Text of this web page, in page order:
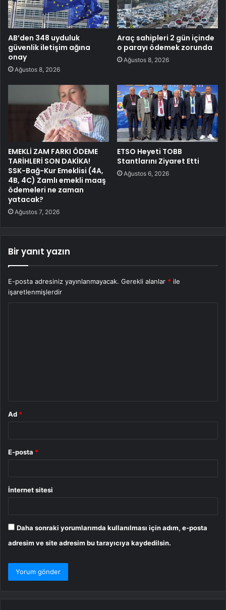
AB’den 348 uyduluk
güvenlik iletişim ağına
onay
Ağustos 8, 2026
Araç sahipleri 2 gün içinde
o parayı ödemek zorunda
Ağustos 8, 2026
EMEKLİ ZAM FARKI ÖDEME
TARİHLERİ SON DAKİKA!
SSK-Bağ-Kur Emeklisi (4A,
4B, 4C) Zamlı emekli maaş
ödemeleri ne zaman
yatacak?
Ağustos 7, 2026
ETSO Heyeti TOBB
Stantlarını Ziyaret Etti
Ağustos 6, 2026
Bir yanıt yazın
E-posta adresiniz yayınlanmayacak. Gerekli alanlar * ile
işaretlenmişlerdir
Ad *
E-posta *
İnternet sitesi
Daha sonraki yorumlarımda kullanılması için adım, e-posta
adresim ve site adresim bu tarayıcıya kaydedilsin.